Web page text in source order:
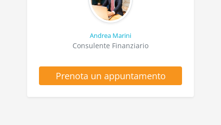
Andrea Marini
Consulente Finanziario
Prenota un appuntamento